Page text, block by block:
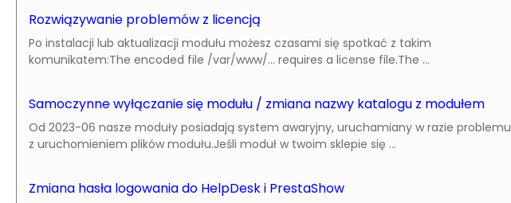
Rozwiązywanie problemów z licencją
Po instalacji lub aktualizacji modułu możesz czasami się spotkać z takim
komunikatem:The encoded file /var/www/... requires a license file.The ...
Samoczynne wyłączanie się modułu / zmiana nazwy katalogu z modułem
Od 2023-06 nasze moduły posiadają system awaryjny, uruchamiany w razie problemu
z uruchomieniem plików modułu.Jeśli moduł w twoim sklepie się ...
Zmiana hasła logowania do HelpDesk i PrestaShow